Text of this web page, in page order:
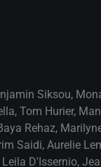
Siksou,
, Tom Hurier,
Rehaz,
Saidi, Aurelie
Leila D'Issernio,